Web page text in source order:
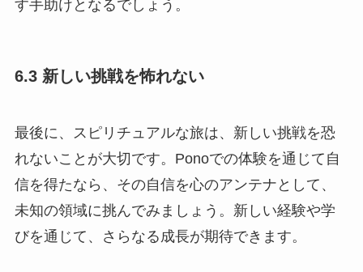
す手助けとなるでしょう。
6.3 新しい挑戦を怖れない
最後に、スピリチュアルな旅は、新しい挑戦を恐
れないことが大切です。Ponoでの体験を通じて自
信を得たなら、その自信を心のアンテナとして、
未知の領域に挑んでみましょう。新しい経験や学
びを通じて、さらなる成長が期待できます。